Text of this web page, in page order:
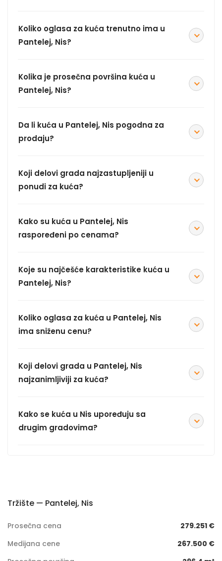
Koliko oglasa za kuća trenutno ima u
Pantelej, Nis?
Kolika je prosečna površina kuća u
Pantelej, Nis?
Da li kuća u Pantelej, Nis pogodna za
prodaju?
Koji delovi grada najzastupljeniji u
ponudi za kuća?
Kako su kuća u Pantelej, Nis
raspoređeni po cenama?
Koje su najčešće karakteristike kuća u
Pantelej, Nis?
Koliko oglasa za kuća u Pantelej, Nis
ima sniženu cenu?
Koji delovi grada u Pantelej, Nis
najzanimljiviji za kuća?
Kako se kuća u Nis upoređuju sa
drugim gradovima?
Tržište — Pantelej, Nis
Prosečna cena
279.251 €
Medijana cene
267.500 €